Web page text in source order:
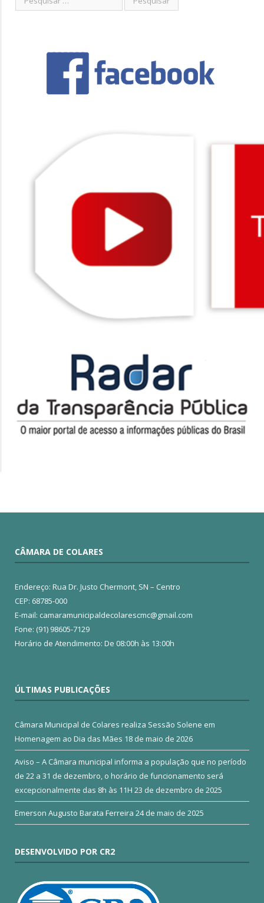
CÂMARA DE COLARES
Endereço: Rua Dr. Justo Chermont, SN – Centro
CEP: 68785-000
E-mail: camaramunicipaldecolarescmc@gmail.com
Fone: (91) 98605-7129
Horário de Atendimento: De 08:00h às 13:00h
ÚLTIMAS PUBLICAÇÕES
Câmara Municipal de Colares realiza Sessão Solene em
Homenagem ao Dia das Mães 18 de maio de 2026
Aviso – A Câmara municipal informa a população que no período
de 22 a 31 de dezembro, o horário de funcionamento será
excepcionalmente das 8h às 11H 23 de dezembro de 2025
Emerson Augusto Barata Ferreira 24 de maio de 2025
DESENVOLVIDO POR CR2